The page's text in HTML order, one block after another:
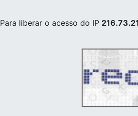
Para liberar o acesso do IP